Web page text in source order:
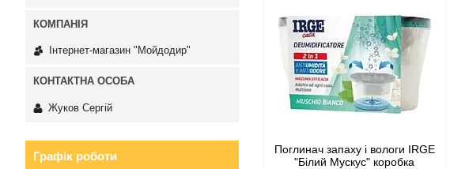
Поглинач запаху і вологи IRGE
"Білий Мускус" коробка
Інтернет-магазин "Мойдодир"
Жуков Сергій
Графік роботи